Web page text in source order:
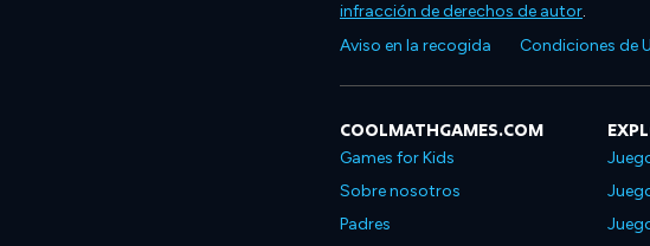
infracción de derechos de autor.
Aviso en la recogida
Condiciones de
COOLMATHGAMES.COM
Games for Kids
Sobre nosotros
Padres